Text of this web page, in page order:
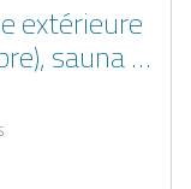
extérieure
sauna &
10
chambres: 5
de salles de bain: 5